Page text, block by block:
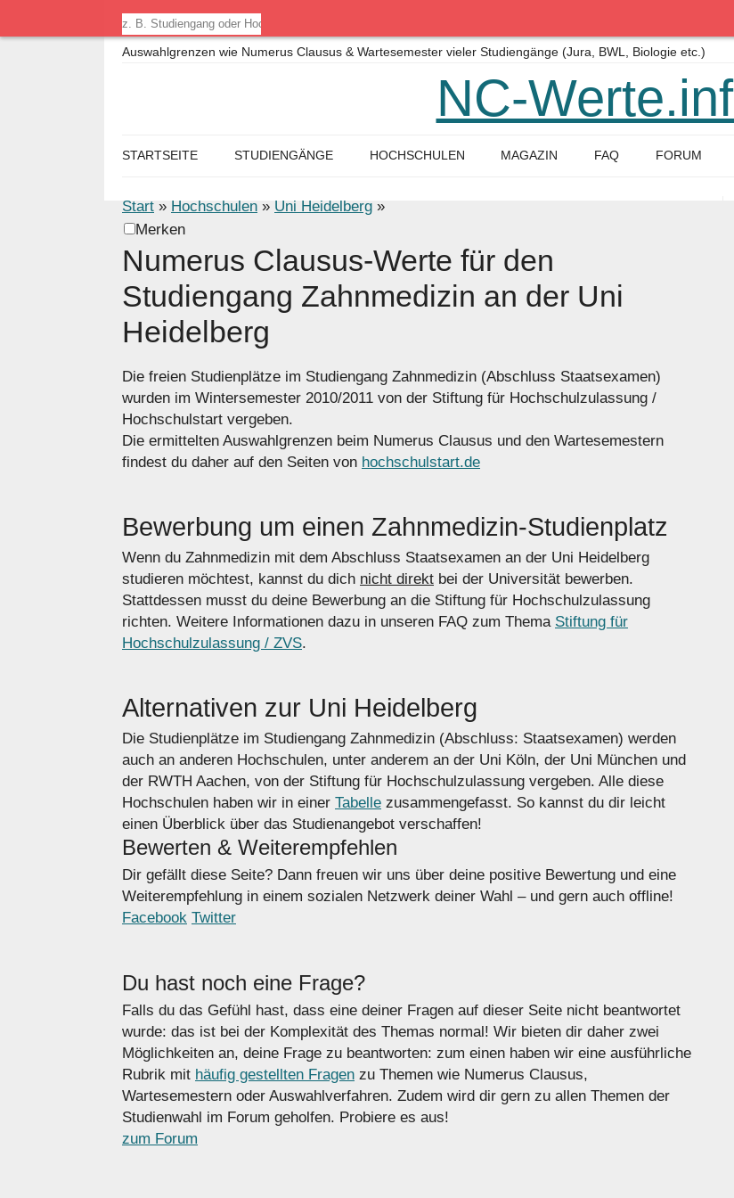
Start » Hochschulen » Uni Heidelberg »
Merken
Numerus Clausus-Werte für den
Studiengang Zahnmedizin an der Uni
Heidelberg
Die freien Studienplätze im Studiengang Zahnmedizin (Abschluss Staatsexamen)
wurden im Wintersemester 2010/2011 von der Stiftung für Hochschulzulassung /
Hochschulstart vergeben.
Die ermittelten Auswahlgrenzen beim Numerus Clausus und den Wartesemestern
findest du daher auf den Seiten von hochschulstart.de
Bewerbung um einen Zahnmedizin-Studienplatz
Wenn du Zahnmedizin mit dem Abschluss Staatsexamen an der Uni Heidelberg
studieren möchtest, kannst du dich nicht direkt bei der Universität bewerben.
Stattdessen musst du deine Bewerbung an die Stiftung für Hochschulzulassung
richten. Weitere Informationen dazu in unseren FAQ zum Thema Stiftung für
Hochschulzulassung / ZVS.
Alternativen zur Uni Heidelberg
Die Studienplätze im Studiengang Zahnmedizin (Abschluss: Staatsexamen) werden
auch an anderen Hochschulen, unter anderem an der Uni Köln, der Uni München und
der RWTH Aachen, von der Stiftung für Hochschulzulassung vergeben. Alle diese
Hochschulen haben wir in einer Tabelle zusammengefasst. So kannst du dir leicht
einen Überblick über das Studienangebot verschaffen!
Bewerten & Weiterempfehlen
Dir gefällt diese Seite? Dann freuen wir uns über deine positive Bewertung und eine
Weiterempfehlung in einem sozialen Netzwerk deiner Wahl – und gern auch offline!
Facebook Twitter
Du hast noch eine Frage?
Falls du das Gefühl hast, dass eine deiner Fragen auf dieser Seite nicht beantwortet
wurde: das ist bei der Komplexität des Themas normal! Wir bieten dir daher zwei
Möglichkeiten an, deine Frage zu beantworten: zum einen haben wir eine ausführliche
Rubrik mit häufig gestellten Fragen zu Themen wie Numerus Clausus,
Wartesemestern oder Auswahlverfahren. Zudem wird dir gern zu allen Themen der
Studienwahl im Forum geholfen. Probiere es aus!
zum Forum
Auswahlgrenzen wie Numerus Clausus & Wartesemester vieler Studiengänge (Jura, BWL, Biologie etc.)
NC-
STARTSEITE STUDIENGÄNGE HOCHSCHULEN MAGAZIN FAQ FORUM